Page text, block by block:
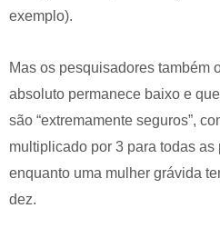
exemplo).
Mas os pesquisadores também
absoluto permanece baixo e
são “extremamente seguros”,
multiplicado por 3 para todas
enquanto uma mulher grávida
dez.